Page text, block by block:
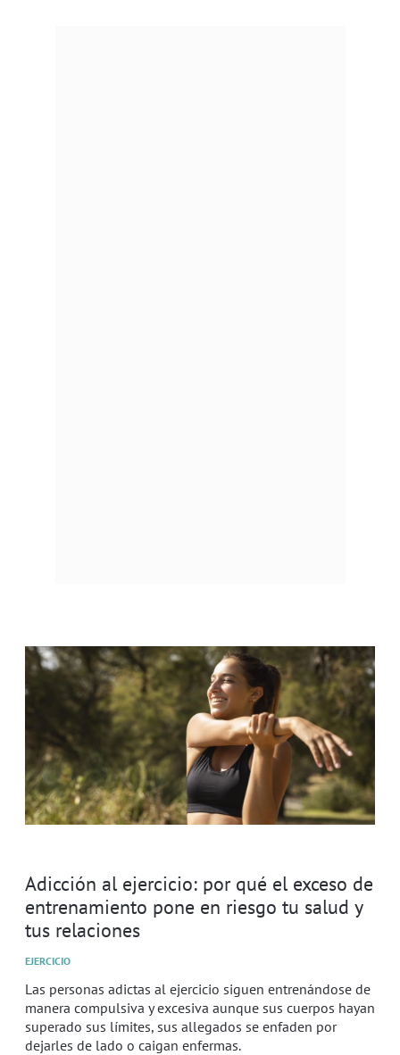
Adicción al ejercicio: por qué el exceso de
entrenamiento pone en riesgo tu salud y
tus relaciones
EJERCICIO
Las personas adictas al ejercicio siguen entrenándose de
manera compulsiva y excesiva aunque sus cuerpos hayan
superado sus límites, sus allegados se enfaden por
dejarles de lado o caigan enfermas.